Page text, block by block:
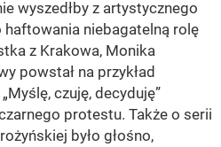
wyszedłby z artystycznego
niebagatelną rolę
z Krakowa, Monika
powstał na przykład
czuję, decyduję”
protestu. Także o serii
było głośno,